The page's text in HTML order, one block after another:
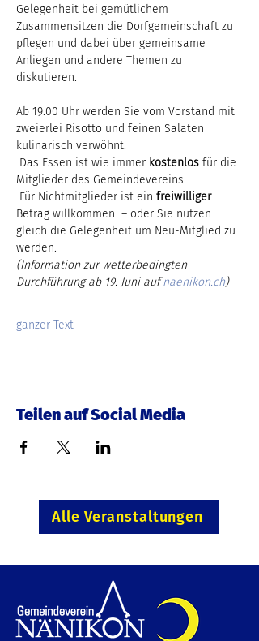
Gelegenheit bei gemütlichem
Zusammensitzen die Dorfgemeinschaft zu
pflegen und dabei über gemeinsame
Anliegen und andere Themen zu
diskutieren.
Ab 19.00 Uhr werden Sie vom Vorstand mit
zweierlei Risotto und feinen Salaten
kulinarisch verwöhnt.
Das Essen ist wie immer kostenlos für die
Mitglieder des Gemeindevereins.
Für Nichtmitglieder ist ein freiwilliger
Betrag willkommen  – oder Sie nutzen
gleich die Gelegenheit um Neu-Mitglied zu
werden.
(Information zur wetterbedingten
Durchführung ab 19. Juni auf naenikon.ch)
ganzer Text
Teilen auf Social Media
Alle Veranstaltungen